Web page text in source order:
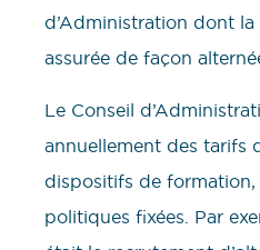
d’Administration dont
assurée de façon
Le Conseil
annuellement des tarifs
dispositifs de
politiques fixées. Par